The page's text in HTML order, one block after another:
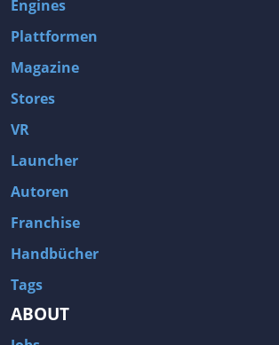
Engines
Plattformen
Magazine
Stores
VR
Launcher
Autoren
Franchise
Handbücher
Tags
ABOUT